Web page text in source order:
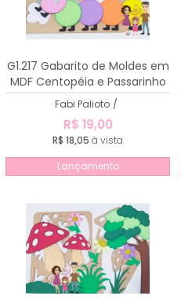
G1.217 Gabarito de Moldes em
MDF Centopéia e Passarinho
Fabi Palioto /
R$ 19,00
R$ 18,05 à vista
Lançamento